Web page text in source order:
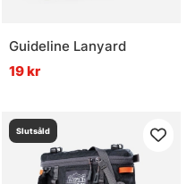
Guideline Lanyard
19 kr
Slutsåld